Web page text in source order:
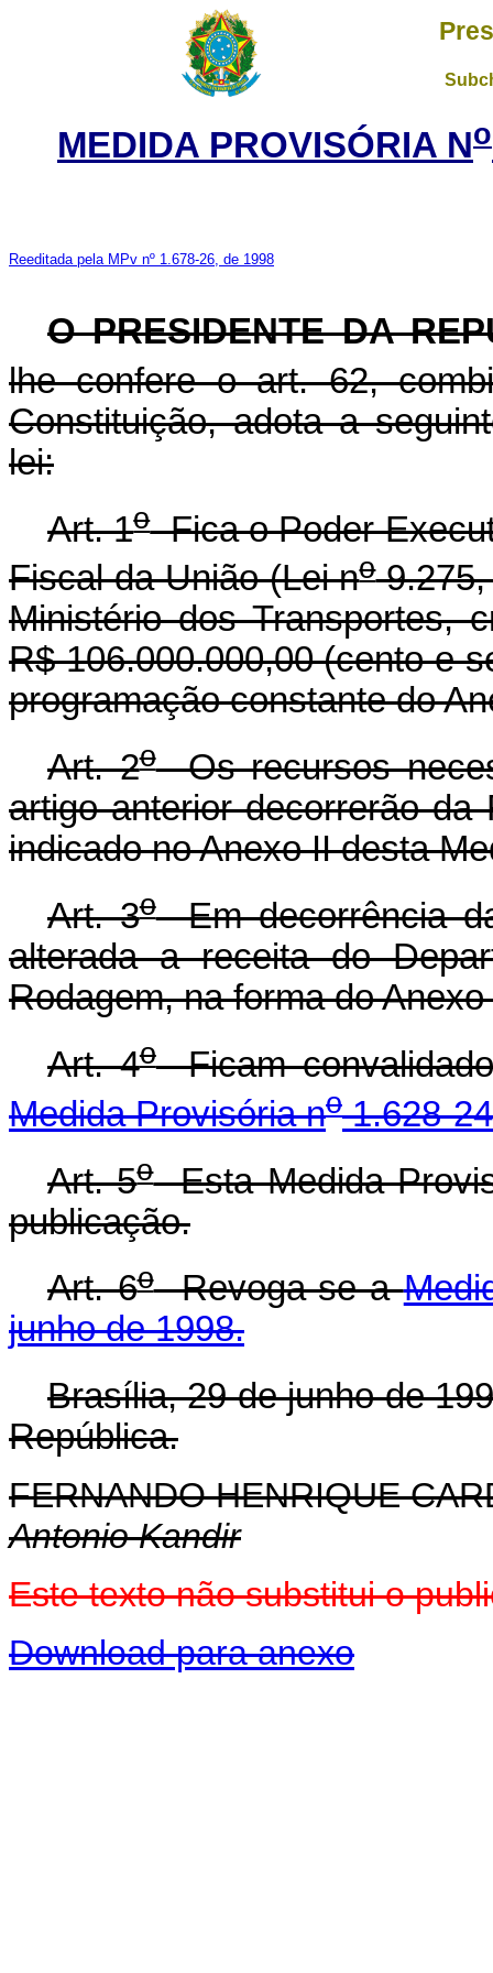
MEDIDA PROVISÓRIA No
Reeditada pela MPv nº 1.678-26, de 1998
O PRESIDENTE DA
lhe confere o art. 62,
Constituição, adota a
lei:
Art. 1oFica o Poder
Fiscal da União (Lei no9.275,
Ministério dos Transportes,
R$ 106.000.000,00 (cento e
programação constante do
Art. 2oOs recursos
artigo anterior decorrerão da
indicado no Anexo II desta
Art. 3oEm decorrência
alterada a receita do
Rodagem, na forma do Anexo
Art. 4oFicam
Medida Provisória no1.628-
Art. 5oEsta Medida
publicação.
Art. 6oRevoga-se a
junho de 1998.
Brasília, 29 de junho de
República.
FERNANDO HENRIQUE
Antonio Kandir
Este texto não substitui o
Download para anexo